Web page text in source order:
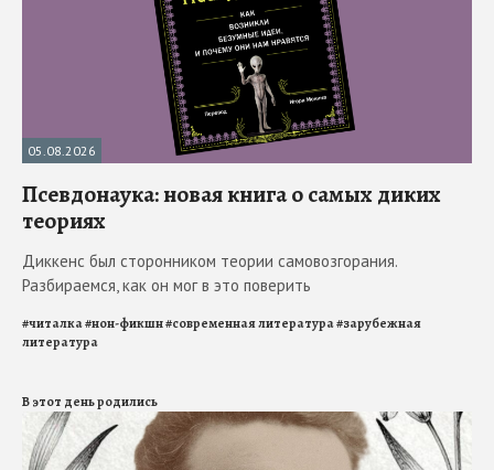
05.08.2026
Псевдонаука: новая книга о самых диких
теориях
Диккенс был сторонником теории самовозгорания.
Разбираемся, как он мог в это поверить
#читалка#нон-фикшн#современная литература#зарубежная
литература
В этот день родились